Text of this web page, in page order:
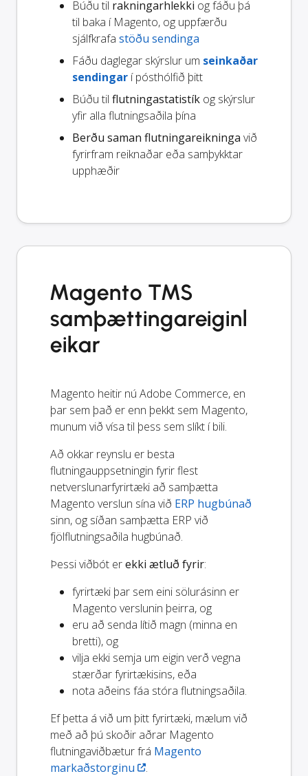
Búðu til rakningarhlekki og fáðu þá
til baka í Magento, og uppfærðu
sjálfkrafa stöðu sendinga
Fáðu daglegar skýrslur um seinkaðar
sendingar í pósthólfið þitt
Búðu til flutningastatistík og skýrslur
yfir alla flutningsaðila þína
Berðu saman flutningareikninga við
fyrirfram reiknaðar eða samþykktar
upphæðir
Magento TMS
samþættingareiginl
eikar
Magento heitir nú Adobe Commerce, en
þar sem það er enn þekkt sem Magento,
munum við vísa til þess sem slíkt í bili.
Að okkar reynslu er besta
flutningauppsetningin fyrir flest
netverslunarfyrirtæki að samþætta
Magento verslun sína við ERP hugbúnað
sinn, og síðan samþætta ERP við
fjölflutningsaðila hugbúnað.
Þessi viðbót erekki ætluð fyrir:
fyrirtæki þar sem eini sölurásinn er
Magento verslunin þeirra, og
eru að senda lítið magn (minna en
bretti), og
vilja ekki semja um eigin verð vegna
stærðar fyrirtækisins, eða
nota aðeins fáa stóra flutningsaðila.
Ef þetta á við um þitt fyrirtæki, mælum við
með að þú skoðir aðrar Magento
flutningaviðbætur frá Magento
markaðstorginu
.